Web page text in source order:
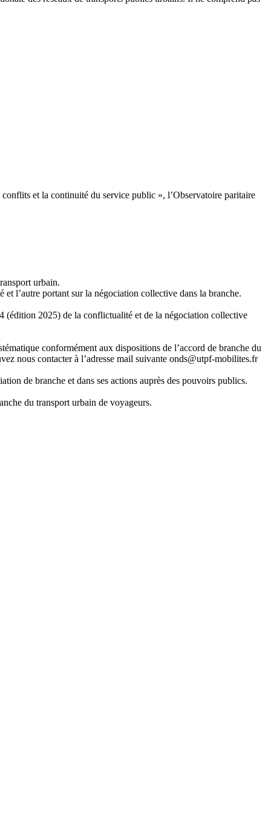
et la continuité du service public », l’Observatoire paritaire
urbain.
l’autre portant sur la négociation collective dans la branche.
(édition 2025) de la conflictualité et de la négociation collective
conformément aux dispositions de l’accord de branche du
nous contacter à l’adresse mail suivante onds@utpf-mobilites.fr
de branche et dans ses actions auprès des pouvoirs publics.
du transport urbain de voyageurs.